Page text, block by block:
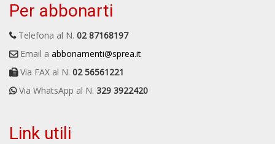
Per abbonarti
Telefona al N. 02 87168197
Email a abbonamenti@sprea.it
Via FAX al N. 02 56561221
Via WhatsApp al N. 329 3922420
Link utili